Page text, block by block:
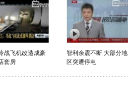
战飞机改造成豪
套房
智利余震不断 大部分地
区突遭停电